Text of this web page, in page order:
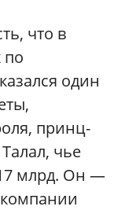
что в
по
один
принц-
чье
млрд. Он —